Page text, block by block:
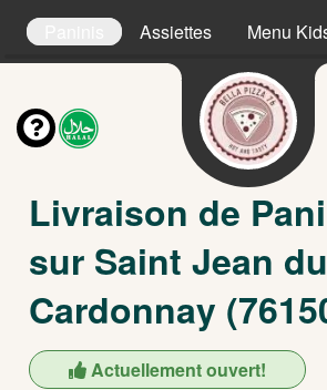
Assiettes Menu
Livraison de
sur Saint Jean du
Cardonnay
Actuellement ouvert!